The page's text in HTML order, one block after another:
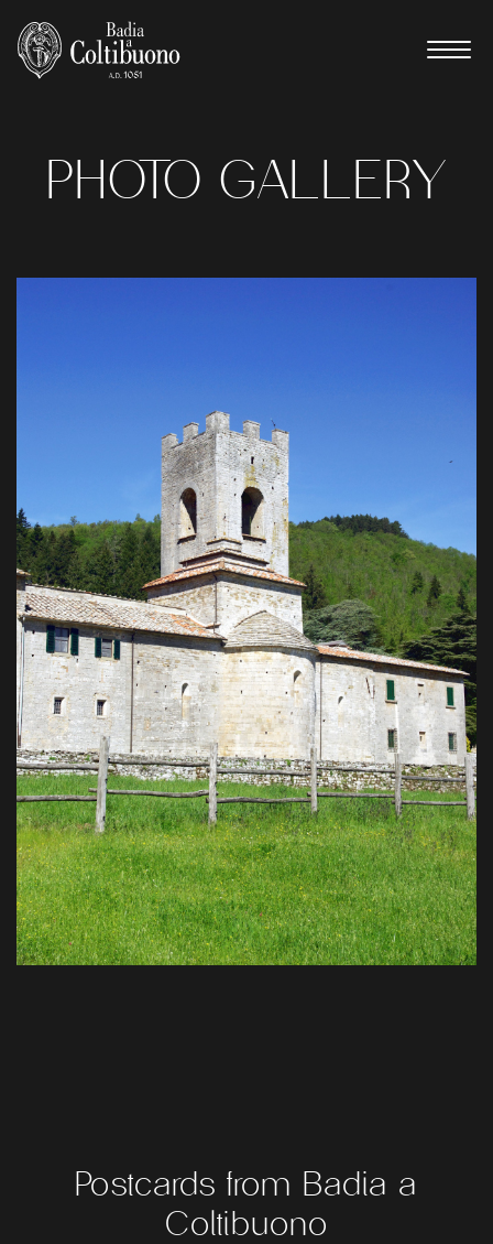
PHOTO GALLERY
Postcards from Badia a
Coltibuono